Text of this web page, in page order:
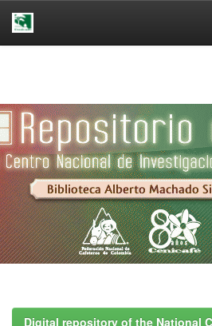
Digital repository of the National